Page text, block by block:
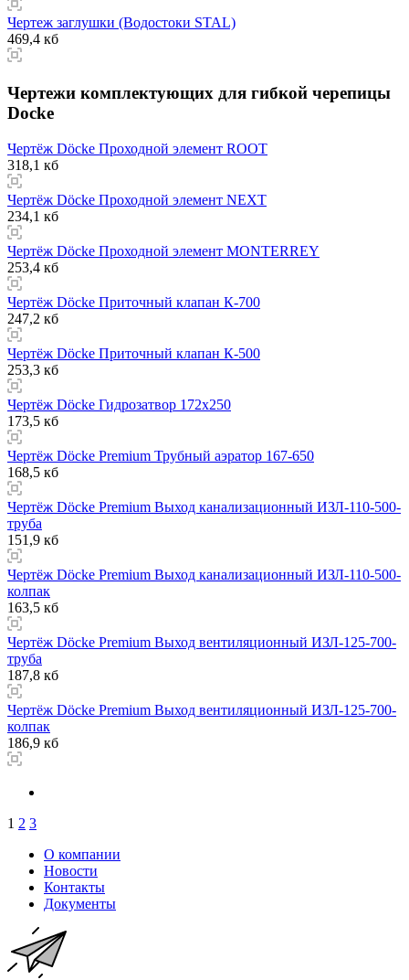
Чертеж заглушки (Водостоки STAL)
469,4 кб
Чертежи комплектующих для гибкой черепицы
Docke
Чертёж Döcke Проходной элемент ROOT
318,1 кб
Чертёж Döcke Проходной элемент NEXT
234,1 кб
Чертёж Döcke Проходной элемент MONTERREY
253,4 кб
Чертёж Döcke Приточный клапан К-700
247,2 кб
Чертёж Döcke Приточный клапан К-500
253,3 кб
Чертёж Döcke Гидрозатвор 172х250
173,5 кб
Чертёж Döcke Premium Трубный аэратор 167-650
168,5 кб
Чертёж Döcke Premium Выход канализационный ИЗЛ-110-500-
труба
151,9 кб
Чертёж Döcke Premium Выход канализационный ИЗЛ-110-500-
колпак
163,5 кб
Чертёж Döcke Premium Выход вентиляционный ИЗЛ-125-700-
труба
187,8 кб
Чертёж Döcke Premium Выход вентиляционный ИЗЛ-125-700-
колпак
186,9 кб
1 2 3
О компании
Новости
Контакты
Документы